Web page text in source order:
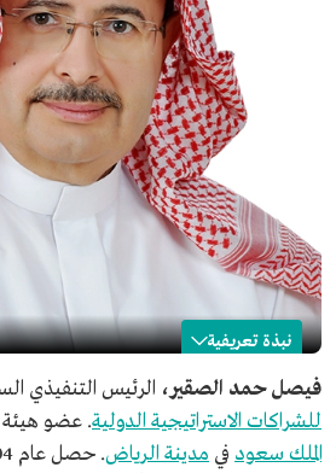
نبذة تعريفية
فيصل الصقير
الاسم
فيصل الصقير.
تعليمه
بكالوريوس من جامعة
فيصل حمد الصقير، الرئيس التنفيذي
للشراكات الاستراتيجية الدولية. عضو هيئة
الملك سعود في مدينة الرياض